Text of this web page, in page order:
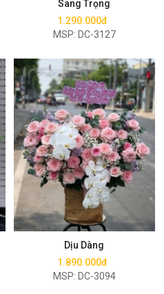
Sang Trọng
1.290.000đ
MSP: DC-3127
Dịu Dàng
1.890.000đ
MSP: DC-3094
Mua ngay